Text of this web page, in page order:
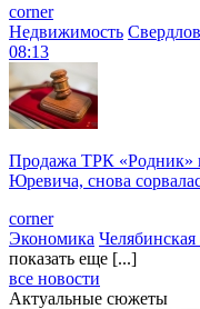
corner
Недвижимость
08:13
Продажа ТРК «Родник»
Юревича, снова
corner
Экономика Челябинская
показать еще [...]
все новости
Актуальные сюжеты